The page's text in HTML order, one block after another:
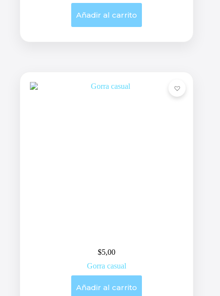
Añadir al carrito
$5,00
Gorra casual
Añadir al carrito